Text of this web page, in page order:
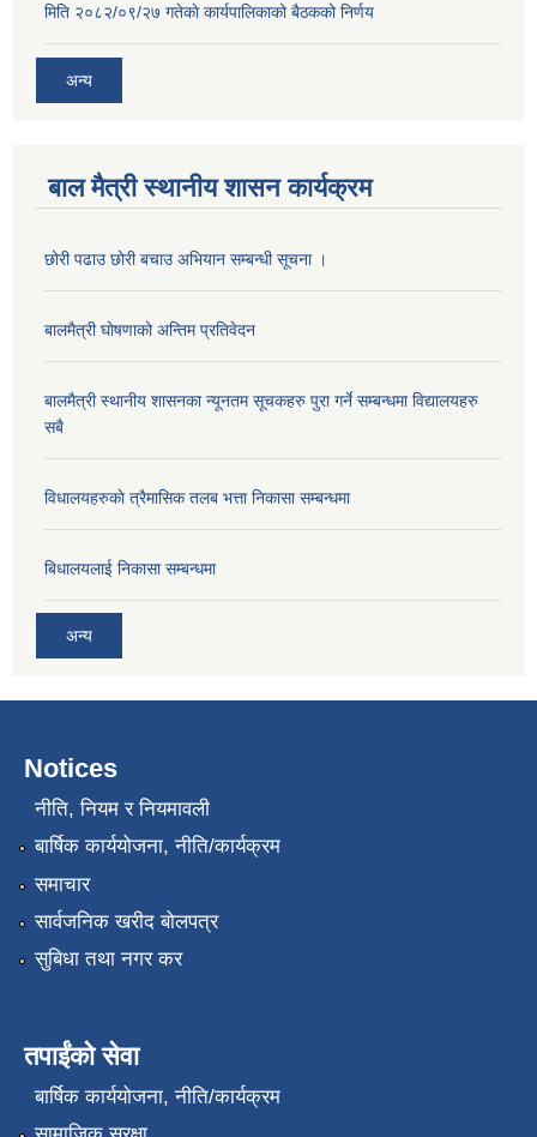
मिति २०८२/०९/२७ गतेकाे कार्यपालिकाको बैठकको निर्णय
अन्य
बाल मैत्री स्थानीय शासन कार्यक्रम
छोरी पढाउ छोरी बचाउ अभियान सम्बन्धी सूचना ।
बालमैत्री घोषणाको अन्तिम प्रतिवेदन
बालमैत्री स्थानीय शासनका न्यूनतम सूचकहरु पुरा गर्ने सम्बन्धमा विद्यालयहरु
सबै
विधालयहरुकाे त्रैमासिक तलब भत्ता निकासा सम्बन्धमा
बिधालयलाई निकासा सम्बन्धमा
अन्य
Notices
नीति, नियम र नियमावली
बार्षिक कार्ययोजना, नीति/कार्यक्रम
समाचार
सार्वजनिक खरीद बोलपत्र
सुबिधा तथा नगर कर
तपाईंको सेवा
बार्षिक कार्ययोजना, नीति/कार्यक्रम